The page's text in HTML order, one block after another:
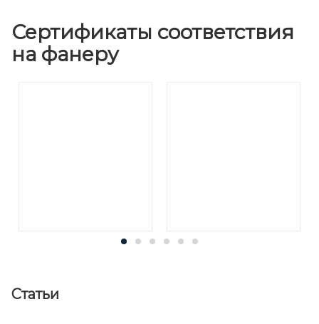
Сертификаты соответствия
на фанеру
Статьи